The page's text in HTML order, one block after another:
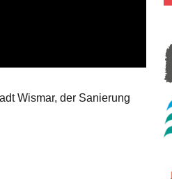
Wismar, der Sanierung